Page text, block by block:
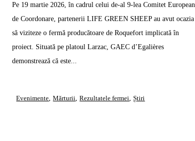
Pe 19 martie 2026, în cadrul celui de-al 9-lea Comitet European
de Coordonare, partenerii LIFE GREEN SHEEP au avut ocazia
să viziteze o fermă producătoare de Roquefort implicată în
proiect. Situată pe platoul Larzac, GAEC d’Egalières
demonstrează că este...
Evenimente ,Mărturii ,Rezultatele fermei ,Știri